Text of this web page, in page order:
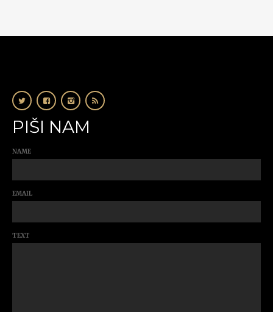
PIŠI NAM
NAME
EMAIL
TEXT